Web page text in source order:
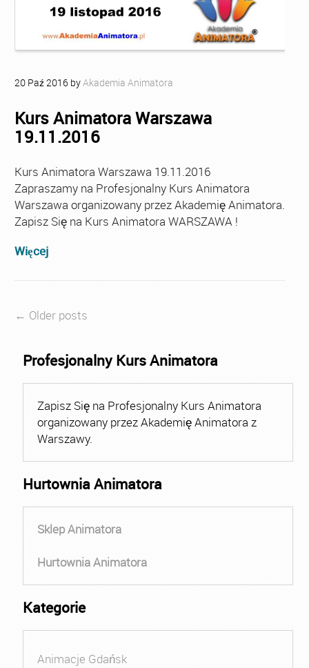
20 Paź2016 byAkademia Animatora
Kurs Animatora Warszawa
19.11.2016
Kurs Animatora Warszawa 19.11.2016
Zapraszamy na Profesjonalny Kurs Animatora
Warszawa organizowany przez Akademię Animatora.
Zapisz Się na Kurs Animatora WARSZAWA !
Więcej
← Older posts
Profesjonalny Kurs Animatora
Zapisz Się na Profesjonalny Kurs Animatora
organizowany przez Akademię Animatora z
Warszawy.
Hurtownia Animatora
Sklep Animatora
Hurtownia Animatora
Kategorie
Animacje Gdańsk